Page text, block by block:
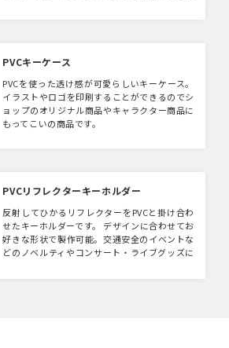
PVCキーケース
PVCを使った透け感が可愛らしいキーケース。
イラストやロゴを印刷することができるのでシ
ョップのオリジナル商品やキャラクター商品に
もってこいの商品です。
PVCリフレクターキーホルダー
反射してひかるリフレクターをPVCと掛け合わ
せたキーホルダーです。 デザインに合わせてお
好きな形状で製作可能。交通安全のイベントな
どのノベルティやコンサート・ライブグッズに